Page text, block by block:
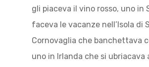
gli piaceva il vino rosso, uno in
faceva le vacanze nell’Isola di
Cornovaglia che banchettava
uno in Irlanda che si ubriacava